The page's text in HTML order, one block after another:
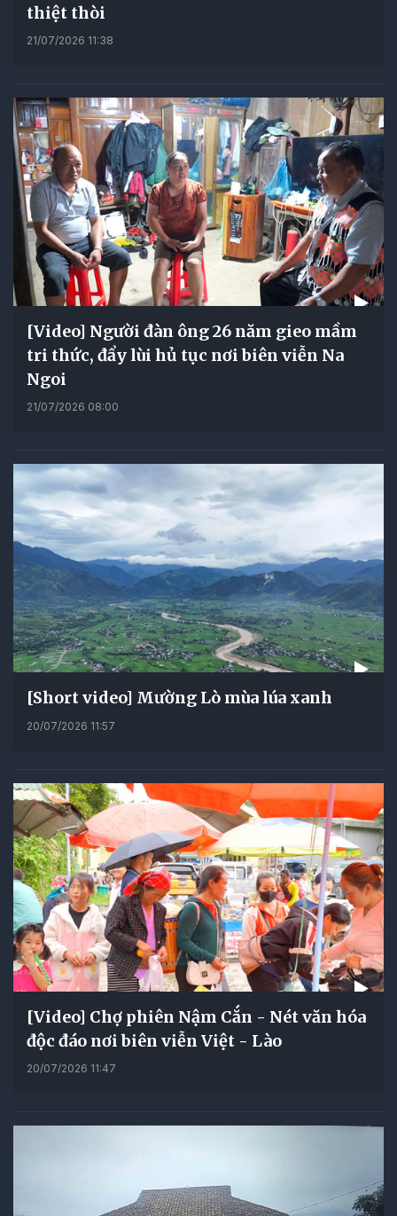
thiệt thòi
21/07/2026 11:38
[Video] Người đàn ông 26 năm gieo mầm
tri thức, đẩy lùi hủ tục nơi biên viễn Na
Ngoi
21/07/2026 08:00
[Short video] Mường Lò mùa lúa xanh
20/07/2026 11:57
[Video] Chợ phiên Nậm Cắn - Nét văn hóa
độc đáo nơi biên viễn Việt - Lào
20/07/2026 11:47